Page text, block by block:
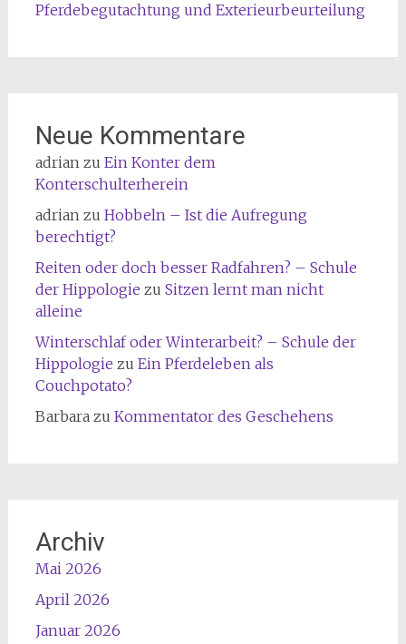
Pferdebegutachtung und Exterieurbeurteilung
Neue Kommentare
adrianzu Ein Konter dem
Konterschulterherein
adrianzu Hobbeln – Ist die Aufregung
berechtigt?
Reiten oder doch besser Radfahren? – Schule
der Hippologie zu Sitzen lernt man nicht
alleine
Winterschlaf oder Winterarbeit? – Schule der
Hippologie zu Ein Pferdeleben als
Couchpotato?
Barbarazu Kommentator des Geschehens
Archiv
Mai 2026
April 2026
Januar 2026